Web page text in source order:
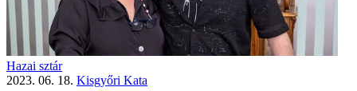
Hazai sztár
2023. 06. 18. Kisgyőri Kata